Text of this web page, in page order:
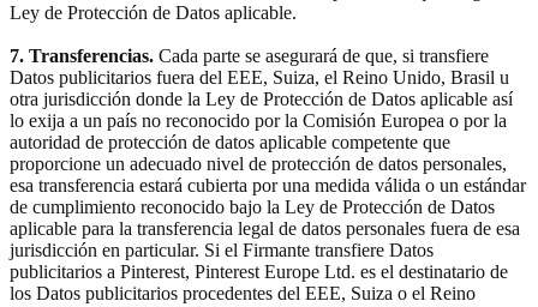
Ley de Protección de Datos aplicable.
7. Transferencias. Cada parte se asegurará de que, si transfiere
Datos publicitarios fuera del EEE, Suiza, el Reino Unido, Brasil u
otra jurisdicción donde la Ley de Protección de Datos aplicable así
lo exija a un país no reconocido por la Comisión Europea o por la
autoridad de protección de datos aplicable competente que
proporcione un adecuado nivel de protección de datos personales,
esa transferencia estará cubierta por una medida válida o un estándar
de cumplimiento reconocido bajo la Ley de Protección de Datos
aplicable para la transferencia legal de datos personales fuera de esa
jurisdicción en particular. Si el Firmante transfiere Datos
publicitarios a Pinterest, Pinterest Europe Ltd. es el destinatario de
los Datos publicitarios procedentes del EEE, Suiza o el Reino